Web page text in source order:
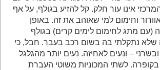
אינו עור חלק. קל להזיע בגולף, על אף
וחימום למי שאוהב את זה. באופן
מתג לחימום לימים קרים) בגולף
נתקלתי בה בשום רכב בעבר. חבל, כי
– ונעים לאחיזה. נעים יותר מהגלגל
לשתי המכוניות משוטי העברת